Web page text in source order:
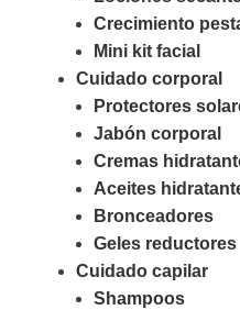
Crecimiento
Mini kit facial
Cuidado corporal
Protectores
Jabón corporal
Cremas
Aceites
Bronceadores
Geles reductores
Cuidado capilar
Shampoos